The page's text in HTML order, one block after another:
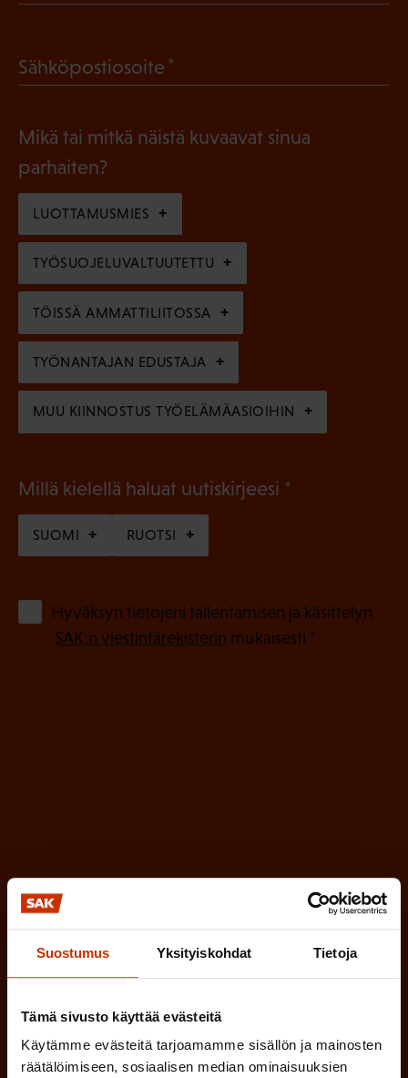
Suostumus Yksityiskohdat Tietoja
Tämä sivusto käyttää evästeitä
Käytämme evästeitä tarjoamamme sisällön ja mainosten
räätälöimiseen, sosiaalisen median ominaisuuksien
l
n
e
)
P
k
l
i
n
e
n
)
Sähköpostiosoite
l
i
n
e
n
)
Mikä tai mitkä näistä kuvaavat sinua
parhaiten?
LUOTTAMUSMIES
TYÖSUOJELUVALTUUTETTU
TÖISSÄ AMMATTILIITOSSA
TYÖNANTAJAN EDUSTAJA
MUU KIINNOSTUS TYÖELÄMÄASIOIHIN
Millä kielellä haluat uutiskirjeesi
o
l
SUOMI RUOTSI
Hyväksyn tietojeni tallentamisen ja käsittelyn
SAK:n viestintärekisterin mukaisesti *
)